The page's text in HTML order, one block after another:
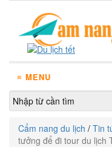
≡ MENU
Cẩm nang du lịch / Tin
tưởng để đi tour du lịch